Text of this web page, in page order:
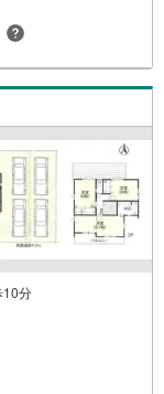
ことを一緒にゆっ
おむつ替えやミル
まっても大丈夫で
相談だけでも大歓
ひ一度お話ししてみ
10分